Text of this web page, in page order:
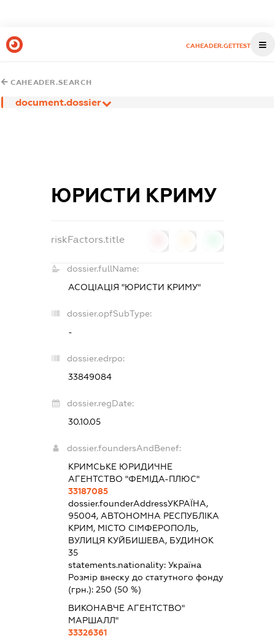
CAHEADER.GETTEST
CAHEADER.SEARCH
document.dossier
ЮРИСТИ КРИМУ
riskFactors.title
dossier.fullName:
АСОЦІАЦІЯ "ЮРИСТИ КРИМУ"
dossier.opfSubType:
-
dossier.edrpo:
33849084
dossier.regDate:
30.10.05
dossier.foundersAndBenef:
КРИМСЬКЕ ЮРИДИЧНЕ
АГЕНТСТВО "ФЕМІДА-ПЛЮС"
33187085
dossier.founderAddressУКРАЇНА,
95004, АВТОНОМНА РЕСПУБЛІКА
КРИМ, МІСТО СІМФЕРОПОЛЬ,
ВУЛИЦЯ КУЙБИШЕВА, БУДИНОК
35
statements.nationality: Україна
Розмір внеску до статутного фонду
(грн.): 250 (50 %)
ВИКОНАВЧЕ АГЕНТСТВО"
МАРШАЛЛ"
33326361